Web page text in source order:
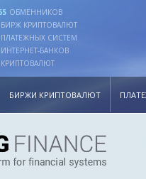
ОБМЕННИКОВ
БИРЖ КРИПТОВАЛЮТ
ПЛАТЕЖНЫХ СИСТЕМ
ИНТЕРНЕТ-БАНКОВ
КРИПТОВАЛЮТ
БИРЖИ КРИПТОВАЛЮТ